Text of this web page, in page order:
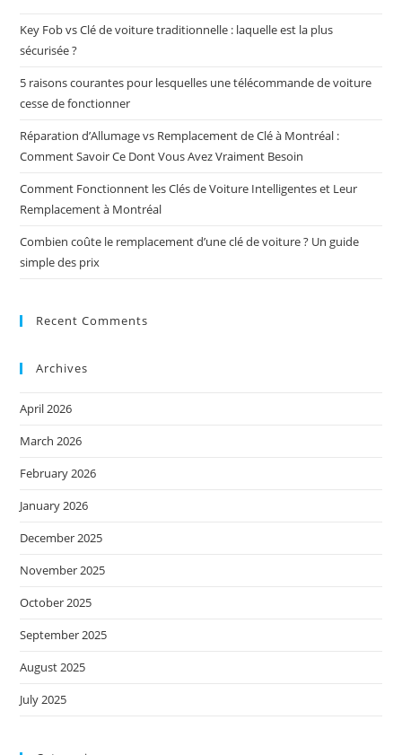
Key Fob vs Clé de voiture traditionnelle : laquelle est la plus
sécurisée ?
5 raisons courantes pour lesquelles une télécommande de voiture
cesse de fonctionner
Réparation d’Allumage vs Remplacement de Clé à Montréal :
Comment Savoir Ce Dont Vous Avez Vraiment Besoin
Comment Fonctionnent les Clés de Voiture Intelligentes et Leur
Remplacement à Montréal
Combien coûte le remplacement d’une clé de voiture ? Un guide
simple des prix
Recent Comments
Archives
April 2026
March 2026
February 2026
January 2026
December 2025
November 2025
October 2025
September 2025
August 2025
July 2025